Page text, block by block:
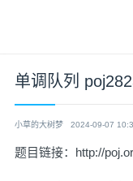
单调队列
小草的大树梦 2024-09-07
题目链接： http://